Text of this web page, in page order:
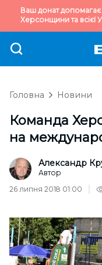
Ваш донат
Херсонщини та всієї
Головна Новини
Команда
на
Александр
Автор
26 липня 2018 01:00